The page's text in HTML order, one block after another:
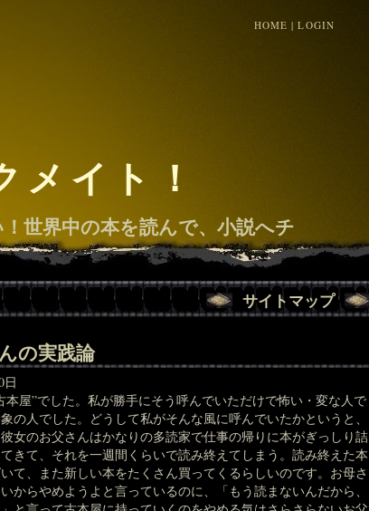
HOME |LOGIN
メイト！
世界中の本を読んで、小説へチ
サイトマップ
の実践論
日
屋”でした。私が勝手にそう呼んでいただけで怖い・変な人で
の人でした。どうして私がそんな風に呼んでいたかというと、
女のお父さんはかなりの多読家で仕事の帰りに本がぎっしり詰
きて、それを一週間くらいで読み終えてしまう。読み終えた本
て、また新しい本をたくさん買ってくるらしいのです。お母さ
からやめようよと言っているのに、「もう読まないんだから、